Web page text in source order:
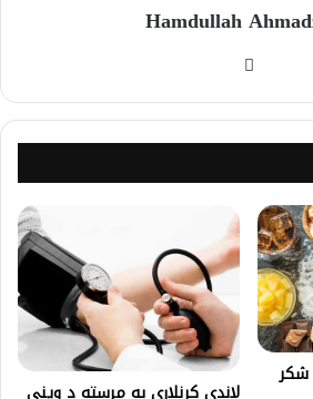
Hamdullah
شکر
لاندې کړنلارې په مرسته د وینې